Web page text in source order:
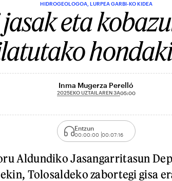
HIDROGEOLOGOA, LURPEA GARBI-KO KIDEA
eta
Inma Mugerza Perelló
2025EKO UZTAILAREN 3A05:00
Entzun
00:00:00 00:07:16
Aldundiko Jasangarritasun
Tolosaldeko zabortegi gisa